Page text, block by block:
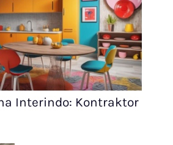
Interindo: Kontraktor